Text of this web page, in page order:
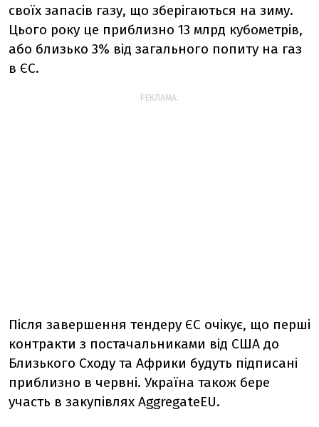
своїх запасів газу, що зберігаються на зиму.
Цього року це приблизно 13 млрд кубометрів,
або близько 3% від загального попиту на газ
в ЄС.
РЕКЛАМА:
Після завершення тендеру ЄС очікує, що перші
контракти з постачальниками від США до
Близького Сходу та Африки будуть підписані
приблизно в червні. Україна також бере
участь в закупівлях AggregateEU.